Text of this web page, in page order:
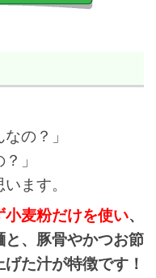
の？」
」
ます。
小麦粉だけを使い、
、豚骨やかつお節
げた汁が特徴です！